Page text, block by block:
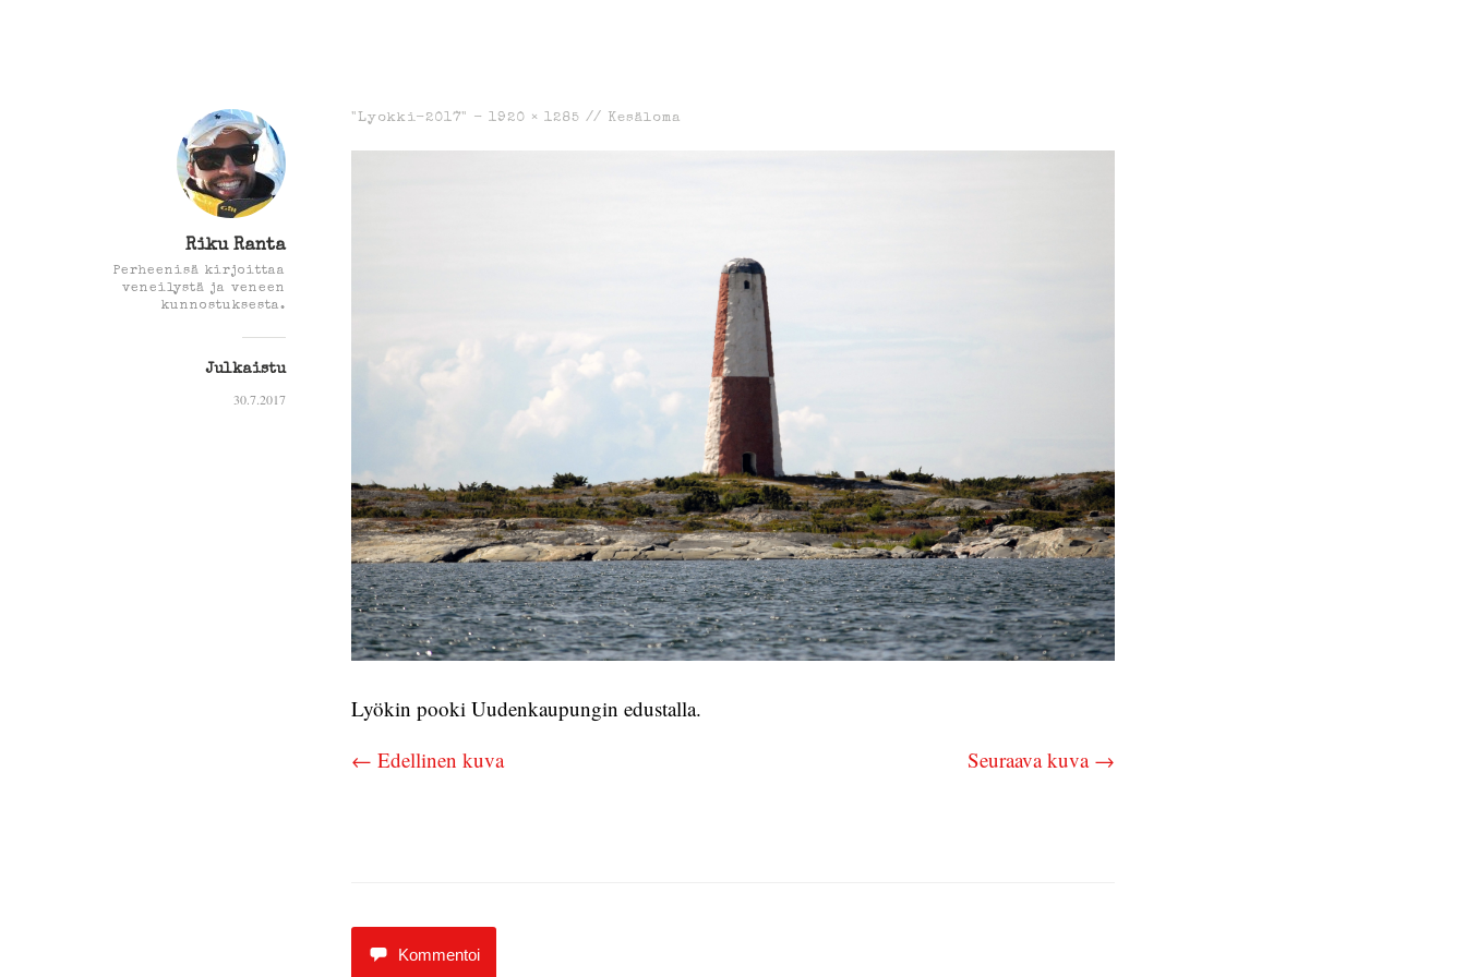
Riku Ranta
Perheenisä kirjoittaa
veneilystä ja veneen
kunnostuksesta.
Julkaistu
30.7.2017
"Lyokki-2017" - 1920 × 1285 // Kesäloma
Lyökin pooki Uudenkaupungin edustalla.
← Edellinen kuva
Seuraava kuva →
Kommentoi